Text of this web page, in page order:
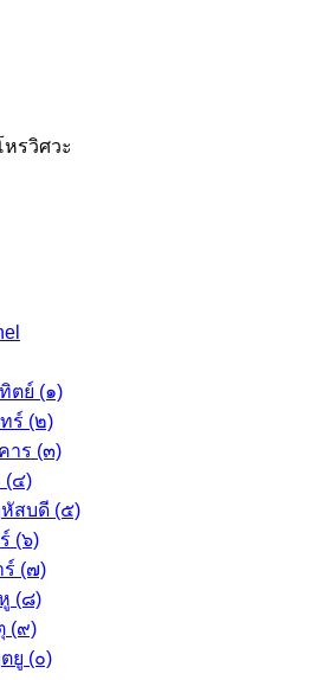
รวิศวะ
ตย์ (๑)
ร์ (๒)
าร (๓)
(๔)
หัสบดี (๕)
(๖)
ร์ (๗)
(๘)
(๙)
ยู (๐)